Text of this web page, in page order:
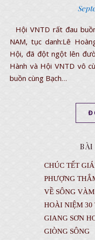
Hội VNTD rất đau buồn nhận được hung tin VH HOÀNG
NAM, tục danh:Lê
Hội, đã đột ngột lên
Hành và Hội VNTD vô
buồn cùng Bạch…
CHÚC TẾT
PHƯỢNG
VỀ SÔNG
HOÀI NIỆM 30
GIANG SƠN
GIÒNG SÔNG